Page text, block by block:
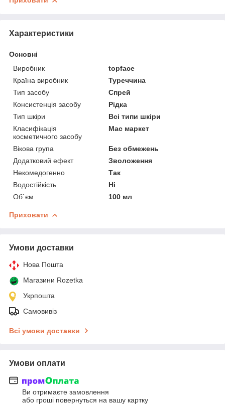
Характеристики
Основні
Виробник
topface
Країна виробник
Туреччина
Тип засобу
Спрей
Консистенція засобу
Рідка
Тип шкіри
Всі типи шкіри
Класифікація
косметичного засобу
Мас маркет
Вікова група
Без обмежень
Додатковий ефект
Зволоження
Некомедогенно
Так
Водостійкість
Ні
Об`єм
100 мл
Приховати
Умови доставки
Нова Пошта
Магазини Rozetka
Укрпошта
Самовивіз
Всі умови доставки
Умови оплати
Ви отримаєте замовлення
або гроші повернуться на вашу картку